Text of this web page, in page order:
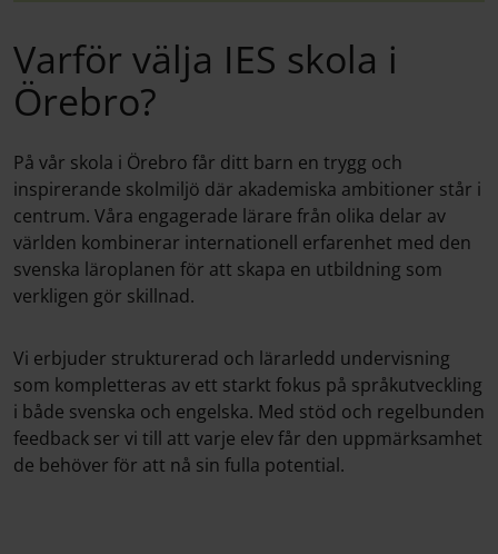
Varför välja IES skola i
Örebro?
På vår skola i Örebro får ditt barn en trygg och
inspirerande skolmiljö där akademiska ambitioner står i
centrum. Våra engagerade lärare från olika delar av
världen kombinerar internationell erfarenhet med den
svenska läroplanen för att skapa en utbildning som
verkligen gör skillnad.
Vi erbjuder strukturerad och lärarledd undervisning
som kompletteras av ett starkt fokus på språkutveckling
i både svenska och engelska. Med stöd och regelbunden
feedback ser vi till att varje elev får den uppmärksamhet
de behöver för att nå sin fulla potential.